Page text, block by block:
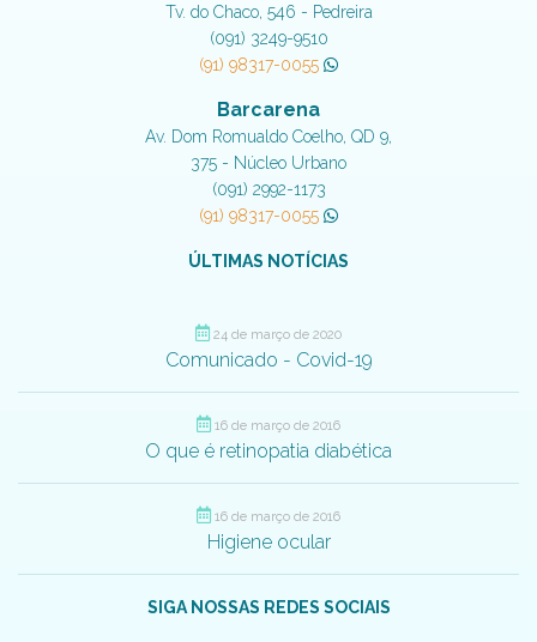
Tv. do Chaco, 546 - Pedreira
(091) 3249-9510
(91) 98317-0055
Barcarena
Av. Dom Romualdo Coelho, QD 9,
375 - Núcleo Urbano
(091) 2992-1173
(91) 98317-0055
ÚLTIMAS NOTÍCIAS
24 de março de 2020
Comunicado - Covid-19
16 de março de 2016
O que é retinopatia diabética
16 de março de 2016
Higiene ocular
SIGA NOSSAS REDES SOCIAIS